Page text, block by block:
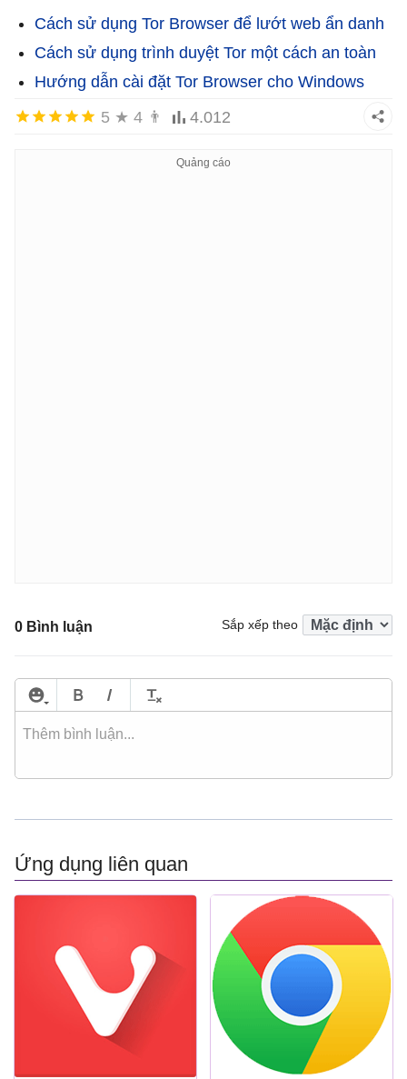
Cách sử dụng Tor Browser để lướt web ẩn danh
Cách sử dụng trình duyệt Tor một cách an toàn
Hướng dẫn cài đặt Tor Browser cho Windows
5 ★ 4 👨 4.012
0 Bình luận Sắp xếp theo
Ứng dụng liên quan